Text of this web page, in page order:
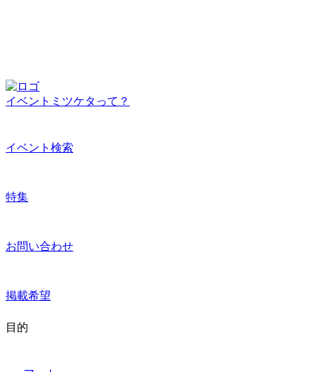
イベントミツケタって？
イベント検索
特集
お問い合わせ
掲載希望
目的